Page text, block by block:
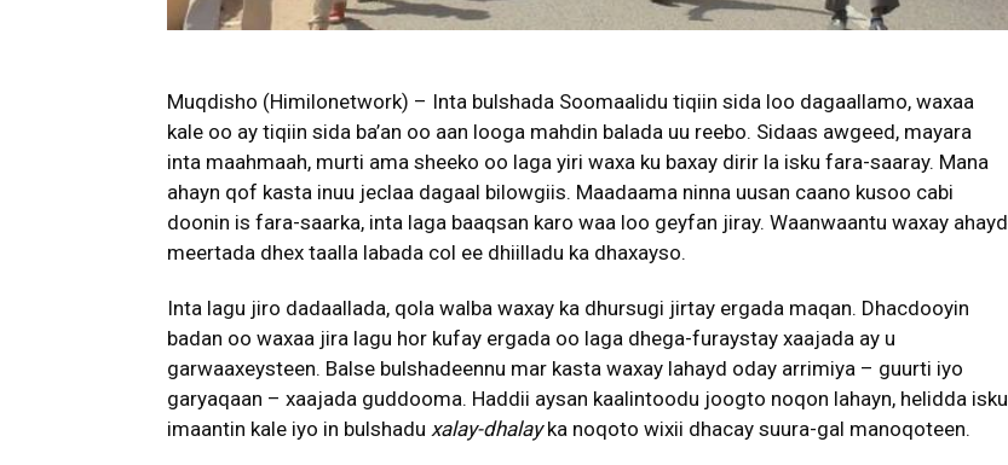
Muqdisho (Himilonetwork) – Inta bulshada Soomaalidu tiqiin sida loo dagaallamo, waxaa
kale oo ay tiqiin sida ba’an oo aan looga mahdin balada uu reebo. Sidaas awgeed, mayara
inta maahmaah, murti ama sheeko oo laga yiri waxa ku baxay dirir la isku fara-saaray. Mana
ahayn qof kasta inuu jeclaa dagaal bilowgiis. Maadaama ninna uusan caano kusoo cabi
doonin is fara-saarka, inta laga baaqsan karo waa loo geyfan jiray. Waanwaantu waxay ahayd
meertada dhex taalla labada col ee dhiilladu ka dhaxayso.
Inta lagu jiro dadaallada, qola walba waxay ka dhursugi jirtay ergada maqan. Dhacdooyin
badan oo waxaa jira lagu hor kufay ergada oo laga dhega-furaystay xaajada ay u
garwaaxeysteen. Balse bulshadeennu mar kasta waxay lahayd oday arrimiya – guurti iyo
garyaqaan – xaajada guddooma. Haddii aysan kaalintoodu joogto noqon lahayn, helidda isku
imaantin kale iyo in bulshadu xalay-dhalayka noqoto wixii dhacay suura-gal manoqoteen.